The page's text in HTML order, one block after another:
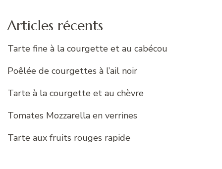
Articles récents
Tarte fine à la courgette et au cabécou
Poêlée de courgettes à l’ail noir
Tarte à la courgette et au chèvre
Tomates Mozzarella en verrines
Tarte aux fruits rouges rapide